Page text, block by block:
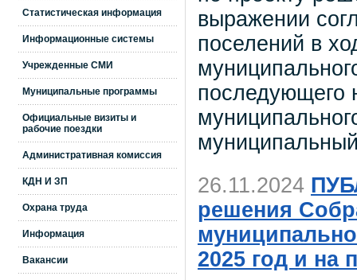
Статистическая информация
Информационные системы
Учрежденные СМИ
Муниципальные программы
Официальные визиты и
рабочие поездки
Административная комиссия
КДН И ЗП
Охрана труда
Информация
Вакансии
выражении
поселений в
последующего
26.11.2024
решения
2025 год и на